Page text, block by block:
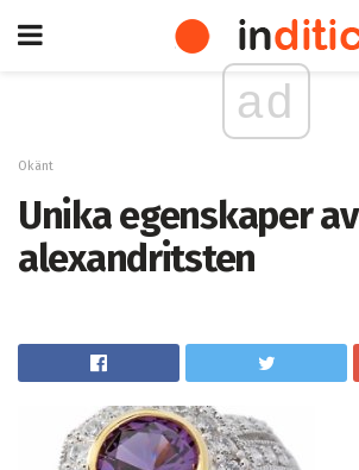
ad
Okänt
Unika egenskaper av
alexandritsten